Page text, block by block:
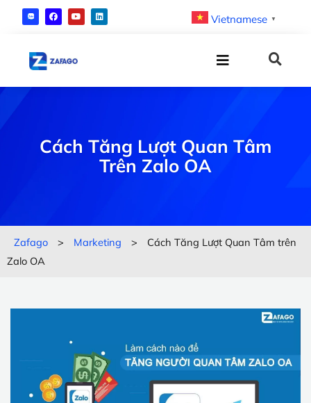
Vietnamese ▼
Cách Tăng Lượt Quan Tâm
Trên Zalo OA
Zafago > Marketing >
Cách Tăng Lượt Quan Tâm trên
Zalo OA